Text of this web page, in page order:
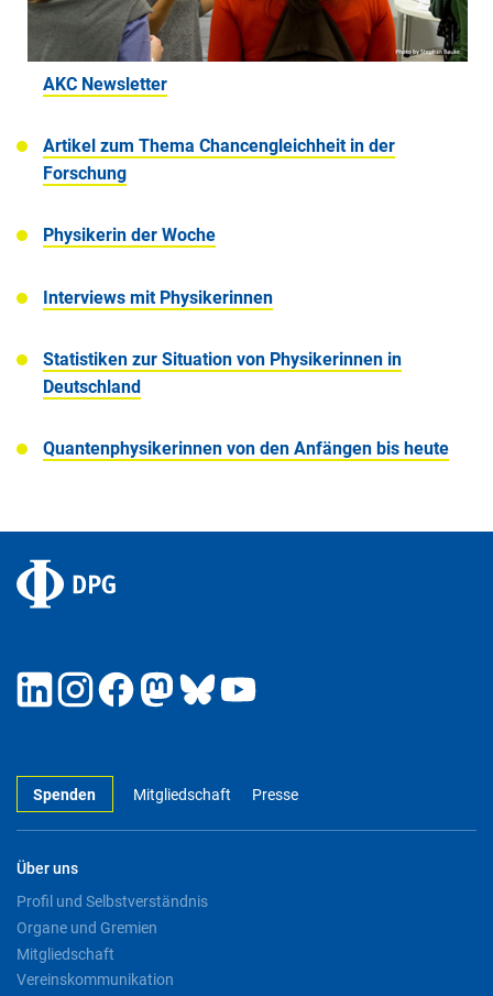
AKC Newsletter
Artikel zum Thema Chancengleichheit in der
Forschung
Physikerin der Woche
Interviews mit Physikerinnen
Statistiken zur Situation von Physikerinnen in
Deutschland
Quantenphysikerinnen von den Anfängen bis heute
Spenden Mitgliedschaft Presse
Über uns
Profil und Selbstverständnis
Organe und Gremien
Mitgliedschaft
Vereinskommunikation